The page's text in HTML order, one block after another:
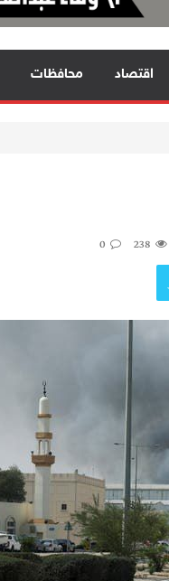
اقتصاد محافظات
238
0